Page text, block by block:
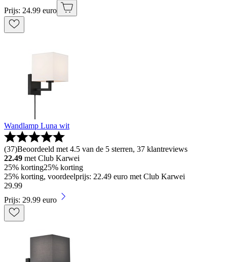
Prijs: 24.99 euro
Wandlamp Luna wit
(37)Beoordeeld met 4.5 van de 5 sterren, 37 klantreviews
22.49 met Club Karwei
25% korting25% korting
25% korting, voordeelprijs: 22.49 euro met Club Karwei
29.99
Prijs: 29.99 euro